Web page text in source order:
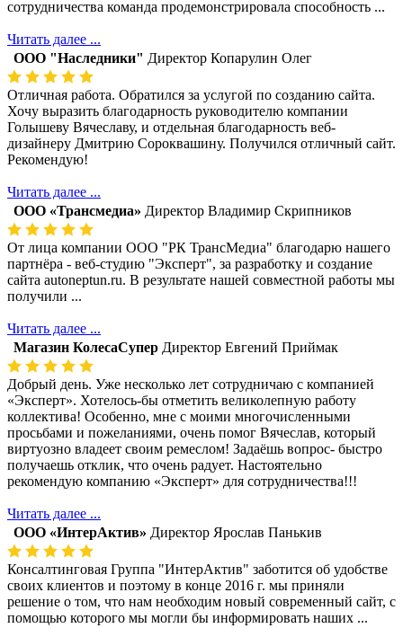
сотрудничества команда продемонстрировала способность ...
Читать далее ...
ООО "Наследники" Директор Копарулин Олег
Отличная работа. Обратился за услугой по созданию сайта.
Хочу выразить благодарность руководителю компании
Голышеву Вячеславу, и отдельная благодарность веб-
дизайнеру Дмитрию Сороквашину. Получился отличный сайт.
Рекомендую!
Читать далее ...
ООО «Трансмедиа» Директор Владимир Скрипников
От лица компании ООО "РК ТрансМедиа" благодарю нашего
партнёра - веб-студию "Эксперт", за разработку и создание
сайта autoneptun.ru. В результате нашей совместной работы мы
получили ...
Читать далее ...
Магазин КолесаСупер Директор ​Евгений Приймак
Добрый день. Уже несколько лет сотрудничаю с компанией
«Эксперт». Хотелось-бы отметить великолепную работу
коллектива! Особенно, мне с моими многочисленными
просьбами и пожеланиями, очень помог Вячеслав, который
виртуозно владеет своим ремеслом! Задаёшь вопрос- быстро
получаешь отклик, что очень радует. Настоятельно
рекомендую компанию «Эксперт» для сотрудничества!!!
Читать далее ...
ООО «ИнтерАктив» Директор Ярослав Панькив
Консалтинговая Группа "ИнтерАктив" заботится об удобстве
своих клиентов и поэтому в конце 2016 г. мы приняли
решение о том, что нам необходим новый современный сайт, с
помощью которого мы могли бы информировать наших ...